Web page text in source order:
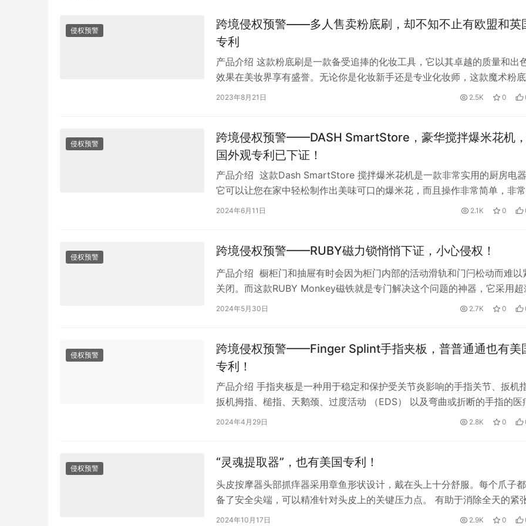
侵权预警
跨境侵权预警——多人售卖粉底刷，却不知不止有欧盟和英
专利
产品介绍 这款粉底刷是一款备受追捧的化妆工具，它以其卓越的质量和出
效果在美妆界享有盛誉。无论你是化妆新手还是专业化妆师，这款魔术粉底
都能为你带来完美无瑕的妆容。这款粉底刷是由…
2023年8月21日 2.5K 0
侵权预警
跨境侵权预警——DASH SmartStore，豪华搅拌爆米花机
国外观专利已下证！
产品介绍 这款Dash SmartStore 搅拌爆米花机是一款非常实用的厨房电器
它可以让您在家中轻松制作出美味可口的爆米花，而且操作非常简单，非常
合家庭使用。如果您喜欢吃爆…
2024年6月11日 2.1K 0
侵权预警 跨境侵权预警——RUBY磁力锁悄悄下证，小心侵权！
产品介绍 橱柜门和抽屉有时会因为柜门内部的活动滑轨和门闩松动而难以
关闭。而这款RUBY Monkey磁铁就是专门解决这个问题的神器，它采用超
的设计，厚度只有0.3厘米，让您…
2024年5月30日 2.7K 0
侵权预警
跨境侵权预警——Finger Splint手指夹板，普普通通也有美
专利！
产品介绍 手指夹板是一种用于稳定和保护受关节炎影响的手指关节、扳机
扳机拇指、槌指、天鹅颈、过度活动 （EDS） 以及弯曲或折断的手指的医
械，其中包含三个控制点，用以对患者的…
2024年4月29日 2.8K 0
侵权预警 “灵魂提取器”，也有美国专利！
头皮按摩器头部抓痒器采用章鱼形状设计，戴在头上十分舒服。每个爪子
备了安全尖端，可以精准针对头皮上的关键压力点。 有助于消除全天的紧
疲劳，可用于按摩头皮、膝关节、脚踝、肘部等…
2024年10月17日 2.9K 0